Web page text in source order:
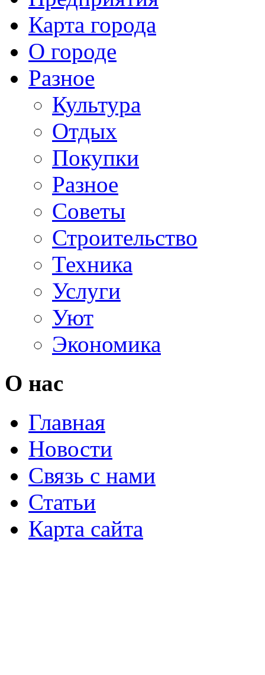
Карта города
О городе
Разное
Культура
Отдых
Покупки
Разное
Советы
Строительство
Техника
Услуги
Уют
Экономика
О нас
Главная
Новости
Связь с нами
Статьи
Карта сайта